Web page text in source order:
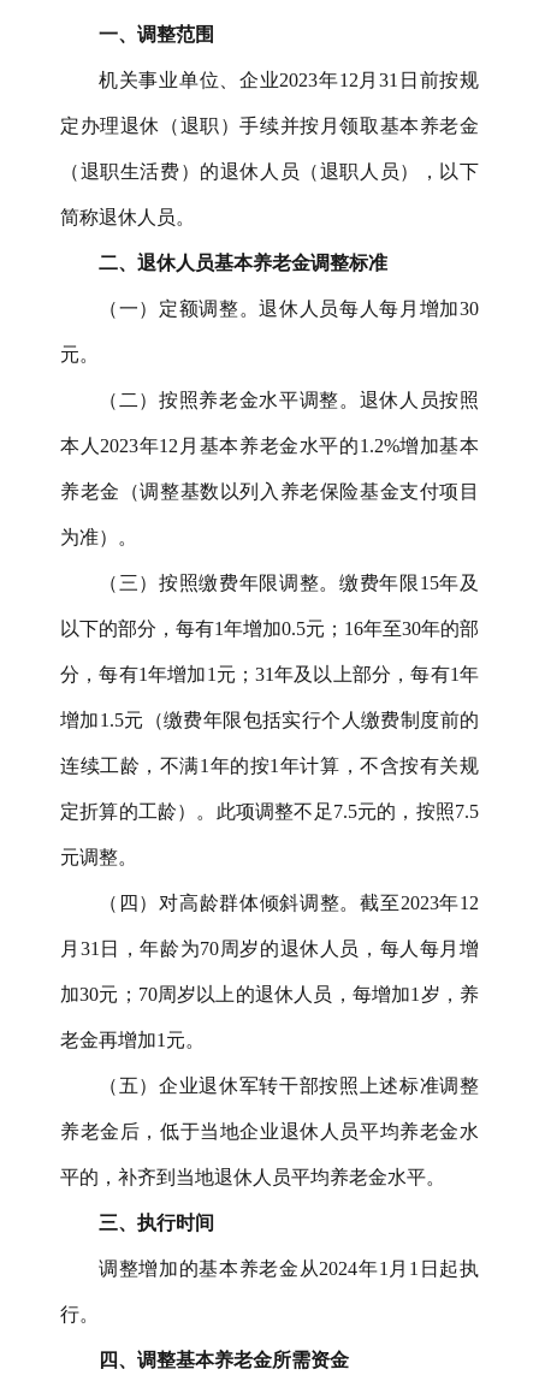
一、调整范围
机关事业单位、企业2023年12月31日前按规
定办理退休（退职）手续并按月领取基本养老金
（退职生活费）的退休人员（退职人员），以下
简称退休人员。
二、退休人员基本养老金调整标准
（一）定额调整。退休人员每人每月增加30
元。
（二）按照养老金水平调整。退休人员按照
本人 2023年12月基本养老金水平的1.2%增加基本
养老金（调整基数以列入养老保险基金支付项目
为准）。
（三）按照缴费年限调整。缴费年限15年及
以下的部分，每有1年增加0.5元；16年至30年的部
分，每有1年增加1元；31年及以上部分，每有1年
增加1.5元（缴费年限包括实行个人缴费制度前的
连续工龄，不满1年的按1年计算，不含按有关规
定折算的工龄）。此项调整不足7.5元的，按照7.5
元调整。
（四）对高龄群体倾斜调整。截至2023年12
月31日，年龄为70周岁的退休人员，每人每月增
加30元；70周岁以上的退休人员，每增加1岁，养
老金再增加1元。
（五）企业退休军转干部按照上述标准调整
养老金后，低于当地企业退休人员平均养老金水
平的，补齐到当地退休人员平均养老金水平。
三、执行时间
调整增加的基本养老金从2024年1月1日起执
行。
四、调整基本养老金所需资金